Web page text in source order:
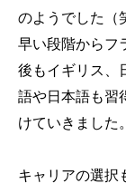
のようでした（
早い段階からフ
後もイギリス、
語や日本語も習
けていきました。
キャリアの選択